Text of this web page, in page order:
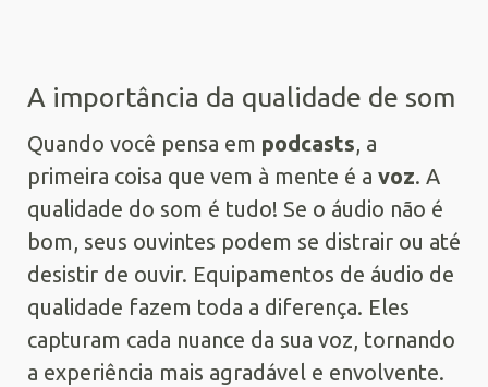
A importância da qualidade de som
Quando você pensa em podcasts, a
primeira coisa que vem à mente é a voz. A
qualidade do som é tudo! Se o áudio não é
bom, seus ouvintes podem se distrair ou até
desistir de ouvir. Equipamentos de áudio de
qualidade fazem toda a diferença. Eles
capturam cada nuance da sua voz, tornando
a experiência mais agradável e envolvente.